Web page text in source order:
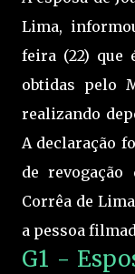
Lima,
feira (22) que
obtidas pelo
realizando
A declaração
de
Corrêa de
a pessoa
G1 -